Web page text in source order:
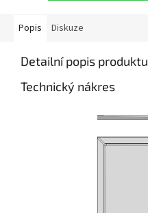
Popis Diskuze
Detailní popis produktu
Technický nákres